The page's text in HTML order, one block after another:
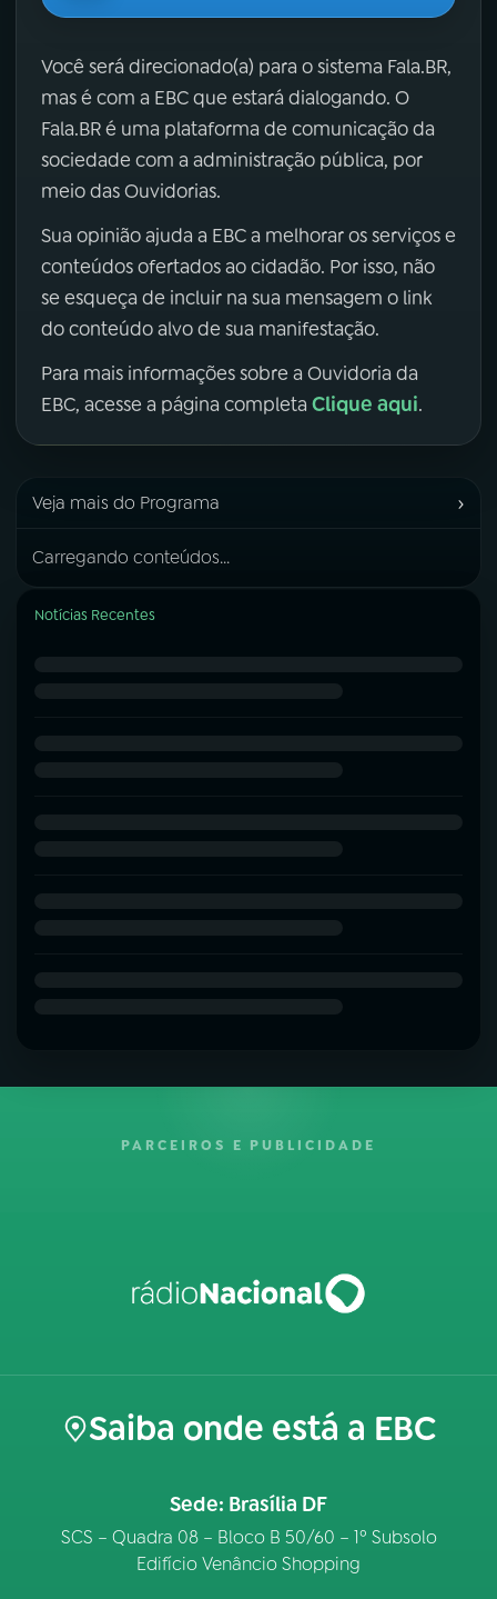
Você será direcionado(a) para o sistema Fala.BR,
mas é com a EBC que estará dialogando. O
Fala.BR é uma plataforma de comunicação da
sociedade com a administração pública, por
meio das Ouvidorias.
Sua opinião ajuda a EBC a melhorar os serviços e
conteúdos ofertados ao cidadão. Por isso, não
se esqueça de incluir na sua mensagem o link
do conteúdo alvo de sua manifestação.
Para mais informações sobre a Ouvidoria da
EBC, acesse a página completa Clique aqui.
Veja mais do Programa ›
Carregando conteúdos...
Notícias Recentes
PARCEIROS E PUBLICIDADE
Saiba onde está a EBC
Sede: Brasília DF
SCS – Quadra 08 – Bloco B 50/60 – 1º Subsolo
Edifício Venâncio Shopping